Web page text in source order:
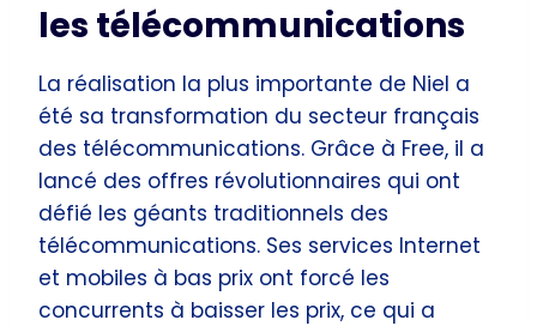
les télécommunications
La réalisation la plus importante de Niel a
été sa transformation du secteur français
des télécommunications. Grâce à Free, il a
lancé des offres révolutionnaires qui ont
défié les géants traditionnels des
télécommunications. Ses services Internet
et mobiles à bas prix ont forcé les
concurrents à baisser les prix, ce qui a